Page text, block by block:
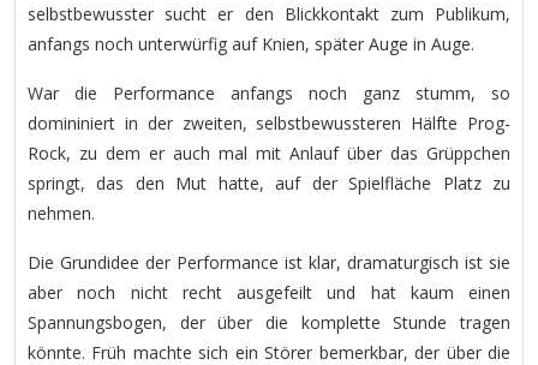
selbstbewusster sucht er den Blickkontakt zum Publikum,
anfangs noch unterwürfig auf Knien, später Auge in Auge.
War die Performance anfangs noch ganz stumm, so
domininiert in der zweiten, selbstbewussteren Hälfte Prog-
Rock, zu dem er auch mal mit Anlauf über das Grüppchen
springt, das den Mut hatte, auf der Spielfläche Platz zu
nehmen.
Die Grundidee der Performance ist klar, dramaturgisch ist sie
aber noch nicht recht ausgefeilt und hat kaum einen
Spannungsbogen, der über die komplette Stunde tragen
könnte. Früh machte sich ein Störer bemerkbar, der über die